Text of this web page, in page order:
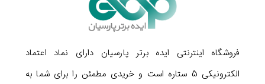
در ثانیه است که برای مصارف روزمره فروشگاهی مناسب به نظر
فروشگاه اینترنتی ایده برتر پارسیان دارای نماد اعتماد
الکترونیکی 5 ستاره است و خریدی مطمئن را برای شما به